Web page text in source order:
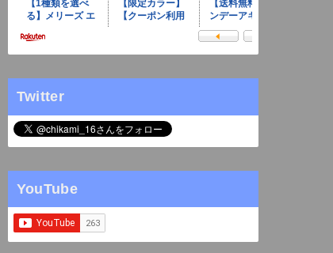
Twitter
YouTube